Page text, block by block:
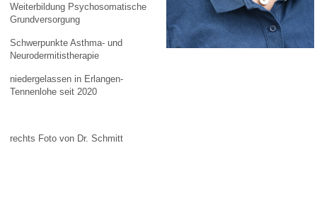
Weiterbildung Psychosomatische
Grundversorgung
Schwerpunkte Asthma- und
Neurodermitistherapie
niedergelassen in Erlangen-
Tennenlohe seit 2020
rechts Foto von Dr. Schmitt